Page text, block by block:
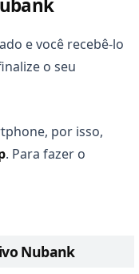
e você recebê-lo
o seu
por isso,
. Para fazer o
Nubank